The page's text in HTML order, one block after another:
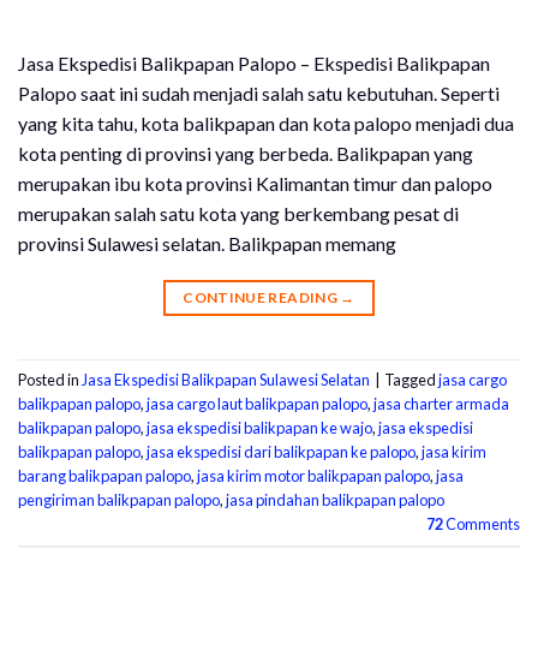
Jasa Ekspedisi Balikpapan Palopo – Ekspedisi Balikpapan
Palopo saat ini sudah menjadi salah satu kebutuhan. Seperti
yang kita tahu, kota balikpapan dan kota palopo menjadi dua
kota penting di provinsi yang berbeda. Balikpapan yang
merupakan ibu kota provinsi Kalimantan timur dan palopo
merupakan salah satu kota yang berkembang pesat di
provinsi Sulawesi selatan. Balikpapan memang
CONTINUE READING →
Posted in Jasa Ekspedisi Balikpapan Sulawesi Selatan Taggedjasa cargo
balikpapan palopo,jasa cargo laut balikpapan palopo,jasa charter armada
balikpapan palopo,jasa ekspedisi balikpapan ke wajo,jasa ekspedisi
balikpapan palopo,jasa ekspedisi dari balikpapan ke palopo,jasa kirim
barang balikpapan palopo,jasa kirim motor balikpapan palopo,jasa
pengiriman balikpapan palopo,jasa pindahan balikpapan palopo
72Comments